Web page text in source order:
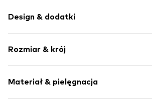
Design & dodatki
Masywny obcas
Zaokrąglony czubek
Wzmocniona pięta
Rozmiar & krój
Materiał & pielęgnacja